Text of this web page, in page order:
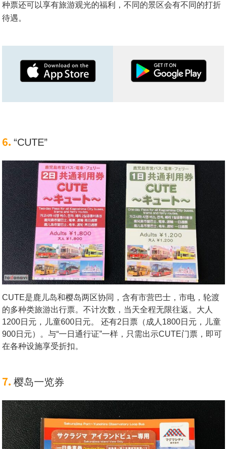
种票还可以享有旅游观光的福利，不同的景区会有不同的打折
待遇。
6.“CUTE”
CUTE是鹿儿岛和樱岛两区协同，含有市营巴士，市电，轮渡
的多种类旅游出行票。不计次数，当天全程无限往返。大人
1200日元，儿童600日元。 还有2日票（成人1800日元，儿童
900日元）。与“一日通行证”一样，只需出示CUTE门票，即可
在各种设施享受折扣。
7.樱岛一览券